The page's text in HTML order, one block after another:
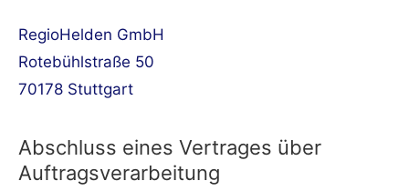
RegioHelden GmbH
Rotebühlstraße 50
70178 Stuttgart
Abschluss eines Vertrages über
Auftragsverarbeitung